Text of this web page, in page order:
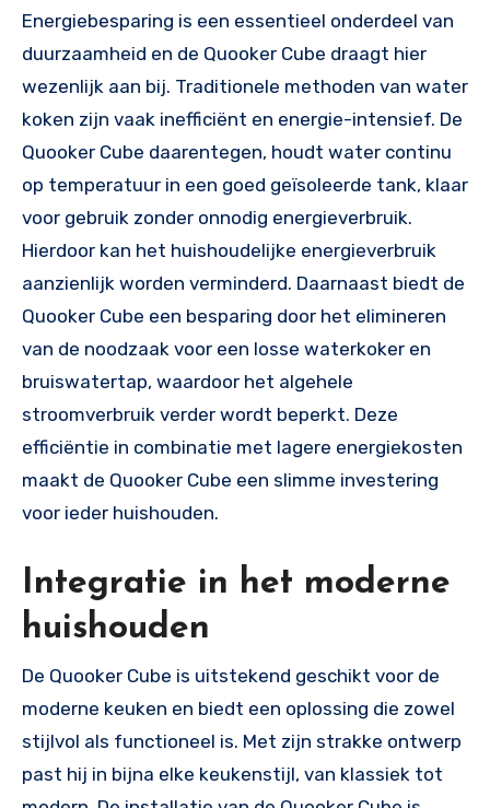
Energiebesparing is een essentieel onderdeel van
duurzaamheid en de Quooker Cube draagt hier
wezenlijk aan bij. Traditionele methoden van water
koken zijn vaak inefficiënt en energie-intensief. De
Quooker Cube daarentegen, houdt water continu
op temperatuur in een goed geïsoleerde tank, klaar
voor gebruik zonder onnodig energieverbruik.
Hierdoor kan het huishoudelijke energieverbruik
aanzienlijk worden verminderd. Daarnaast biedt de
Quooker Cube een besparing door het elimineren
van de noodzaak voor een losse waterkoker en
bruiswatertap, waardoor het algehele
stroomverbruik verder wordt beperkt. Deze
efficiëntie in combinatie met lagere energiekosten
maakt de Quooker Cube een slimme investering
voor ieder huishouden.
Integratie in het moderne
huishouden
De Quooker Cube is uitstekend geschikt voor de
moderne keuken en biedt een oplossing die zowel
stijlvol als functioneel is. Met zijn strakke ontwerp
past hij in bijna elke keukenstijl, van klassiek tot